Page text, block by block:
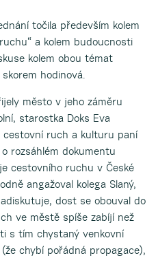
točila především kolem
a kolem budoucnosti
kolem obou témat
hodinová.
město v jeho záměru
starostka Doks Eva
cestovní ruch a kulturu paní
rozsáhlém dokumentu
cestovního ruchu v České
angažoval kolega Slaný,
dost se obouval do
ve městě spíše zabíjí než
s tím chystaný venkovní
chybí pořádná propagace),